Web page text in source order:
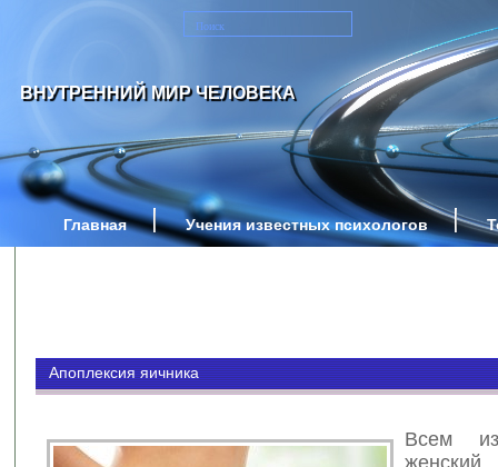
ВНУТРЕННИЙ МИР ЧЕЛОВЕКА
Главная Учения известных психологов
Апоплексия яичника
Всем